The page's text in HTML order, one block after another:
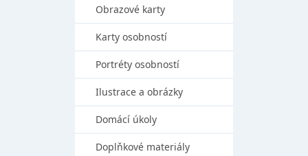
Obrazové karty
Karty osobností
Portréty osobností
Ilustrace a obrázky
Domácí úkoly
Doplňkové materiály